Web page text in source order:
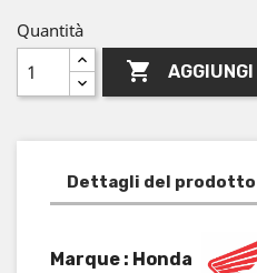
Quantità

Dettagli del prodotto
Marque : Honda